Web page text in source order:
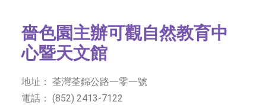
聯絡我們
SEARCH
首頁
嗇色園主辦可觀自然教育中
心暨天文館
地址： 荃灣荃錦公路一零一號
電話： (852) 2413-7122